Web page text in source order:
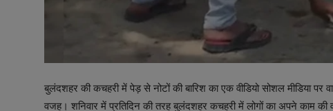
Cookies Policy
बुलंदशहर की कचहरी में पेड़ से नोटों की बारिश का एक वीडियो सोशल मीडिया
वजह। शनिवार में प्रतिदिन की तरह बुलंदशहर कचहरी में लोगों का अपने